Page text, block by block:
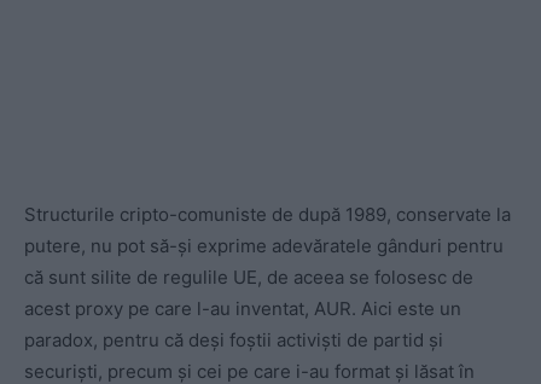
Structurile cripto-comuniste de după 1989, conservate la
putere, nu pot să-și exprime adevăratele gânduri pentru
că sunt silite de regulile UE, de aceea se folosesc de
acest proxy pe care l-au inventat, AUR. Aici este un
paradox, pentru că deși foștii activiști de partid și
securiști, precum și cei pe care i-au format și lăsat în